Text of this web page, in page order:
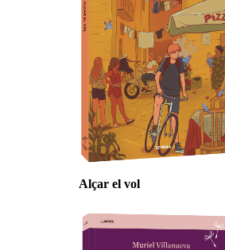
Alçar el vol